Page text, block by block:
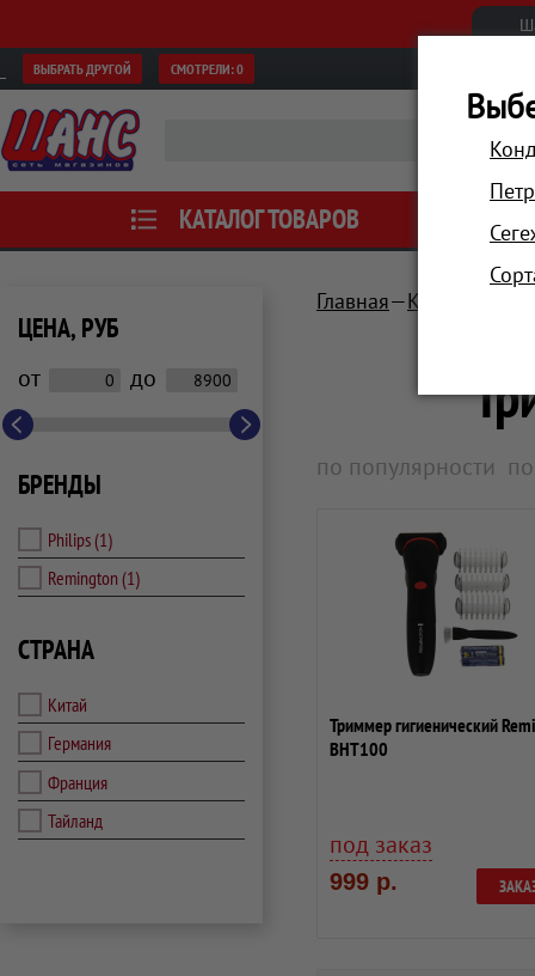
ВЫБРАТЬ ДРУГОЙ СМОТРЕЛИ:0
КАТАЛОГ ТОВАРОВ АКЦИИ
ЦЕНА, РУБ
от до
БРЕНДЫ
Philips(1)
Remington (1)
СТРАНА
Китай
Германия
Франция
Тайланд
Главная Красота и
по популярности
Триммер гигиенический
BHT100
под заказ
999 р.